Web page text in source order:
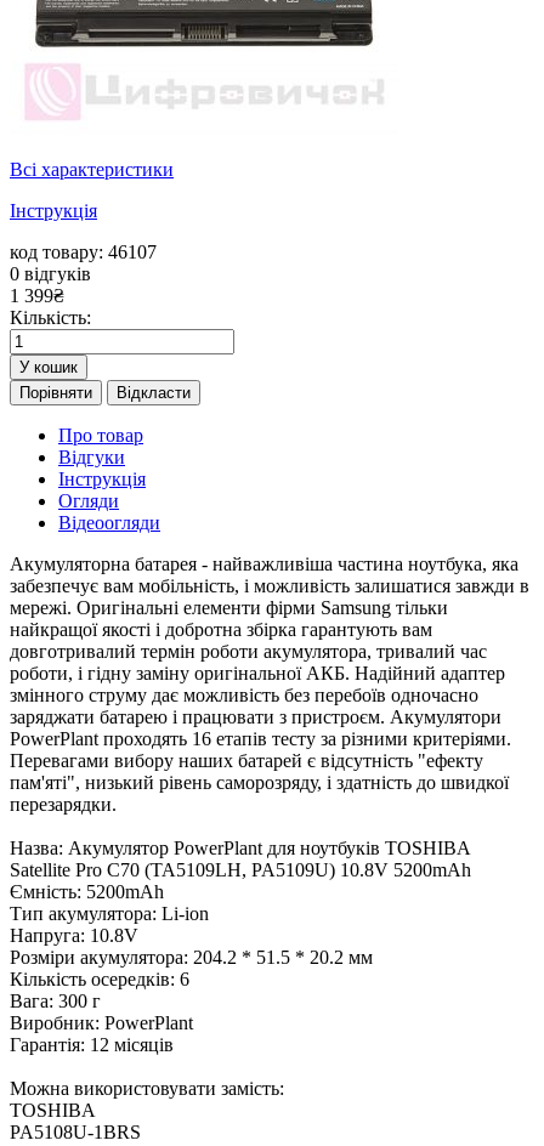
Всі характеристики
Інструкція
код товару: 46107
0 відгуків
1 399₴
Кількість:
У кошик
Порівняти
Відкласти
Про товар
Відгуки
Інструкція
Огляди
Відеоогляди
Акумуляторна батарея - найважливіша частина ноутбука, яка
забезпечує вам мобільність, і можливість залишатися завжди в
мережі. Оригінальні елементи фірми Samsung тільки
найкращої якості і добротна збірка гарантують вам
довготривалий термін роботи акумулятора, тривалий час
роботи, і гідну заміну оригінальної АКБ. Надійний адаптер
змінного струму дає можливість без перебоїв одночасно
заряджати батарею і працювати з пристроєм. Акумулятори
PowerPlant проходять 16 етапів тесту за різними критеріями.
Перевагами вибору наших батарей є відсутність "ефекту
пам'яті", низький рівень саморозряду, і здатність до швидкої
перезарядки.
Назва: Акумулятор PowerPlant для ноутбуків TOSHIBA
Satellite Pro C70 (TA5109LH, PA5109U) 10.8V 5200mAh
Ємність: 5200mAh
Тип акумулятора: Li-ion
Напруга: 10.8V
Розміри акумулятора: 204.2 * 51.5 * 20.2 мм
Кількість осередків: 6
Вага: 300 г
Виробник: PowerPlant
Гарантія: 12 місяців
Можна використовувати замість:
TOSHIBA
PA5108U-1BRS